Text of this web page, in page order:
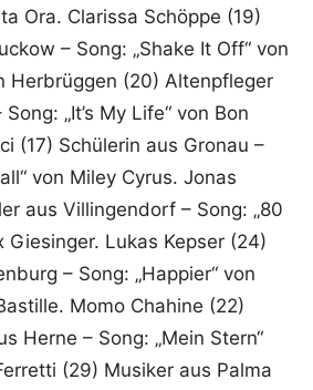
Ora. Clarissa Schöppe (19)
– Song: „Shake It Off“ von
Herbrüggen (20) Altenpfleger
„It’s My Life“ von Bon
(17) Schülerin aus Gronau –
von Miley Cyrus. Jonas
aus Villingendorf – Song: „80
Giesinger. Lukas Kepser (24)
– Song: „Happier“ von
Momo Chahine (22)
Herne – Song: „Mein Stern“
(29) Musiker aus Palma